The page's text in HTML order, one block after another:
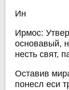
Ин
Ирмос:
основавый,
несть свят,
Оставив
понесл еси